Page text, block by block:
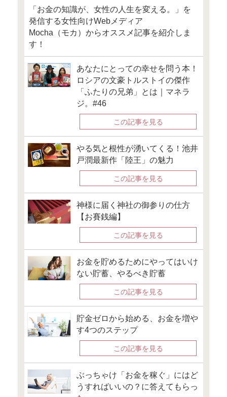
「ライフプランから見た資
（東京都港区東新橋1丁目8−2
B2F）
定員：30名
参加費：無料
講師：高山一恵
詳細・申し込みは
セミナー情報はこ
セミナー・イベント
●Money＆You